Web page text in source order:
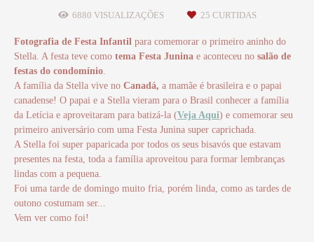
6880 VISUALIZAÇÕES 25 CURTIDAS
Fotografia de Festa Infantil para comemorar o primeiro aninho do
Stella. A festa teve como tema Festa Junina e aconteceu no salão de
festas do condomínio
A família da Stella vive no Canadá, a mamãe é brasileira e o papai
canadense! O papai e a Stella vieram para o Brasil conhecer a família
da Letícia e aproveitaram para batizá-la (Veja Aqui) e comemorar seu
primeiro aniversário com uma Festa Junina super caprichada.
A Stella foi super paparicada por todos os seus bisavós que estavam
presentes na festa, toda a família aproveitou para formar lembranças
lindas com a pequena.
Foi uma tarde de domingo muito fria, porém linda, como as tardes de
outono costumam ser...
Vem ver como foi!